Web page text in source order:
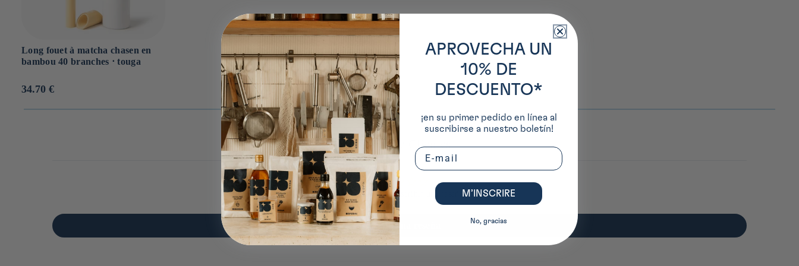
Long fouet à matcha chasen en
bambou 40 branches ⋅ touga
Prix
34.70 €
Reseñas de Clientes
Sé el primero en escribir una reseña
Escribir una reseña
APROVECHA UN
10% DE
DESCUENTO*
¡en su primer pedido en línea al
suscribirse a nuestro boletín!
Email
M’INSCRIRE
No, gracias